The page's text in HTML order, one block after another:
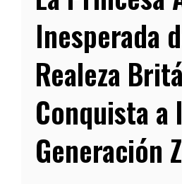
Inesperada
Realeza
Conquista a
Generación Z